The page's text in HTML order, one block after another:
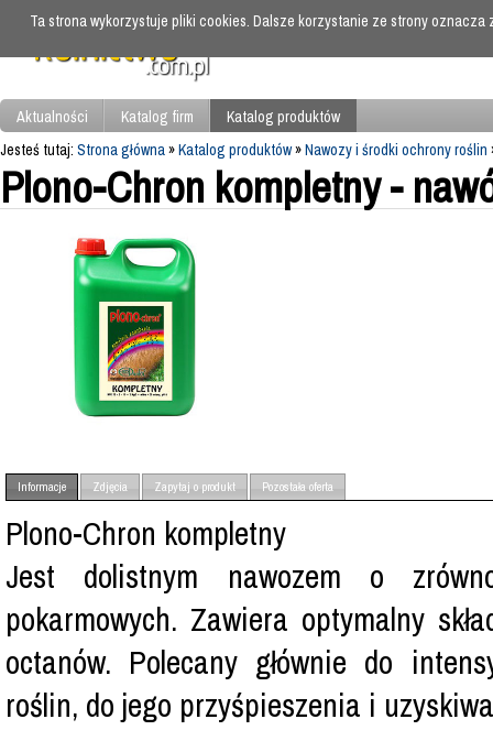
Aktualności Katalog firm
Katalog produktów
Jesteś tutaj: Strona główna»Katalog produktów»Nawozy i środki ochrony roślin
Plono-Chron kompletny -
Informacje Zdjęcia Zapytaj o produkt Pozostała oferta
Plono-Chron kompletny
Jest dolistnym nawozem o
pokarmowych. Zawiera optymalny
octanów. Polecany głównie do
roślin, do jego przyśpieszenia i
Ta strona wykorzystuje pliki cookies. Dalsze korzystanie ze strony